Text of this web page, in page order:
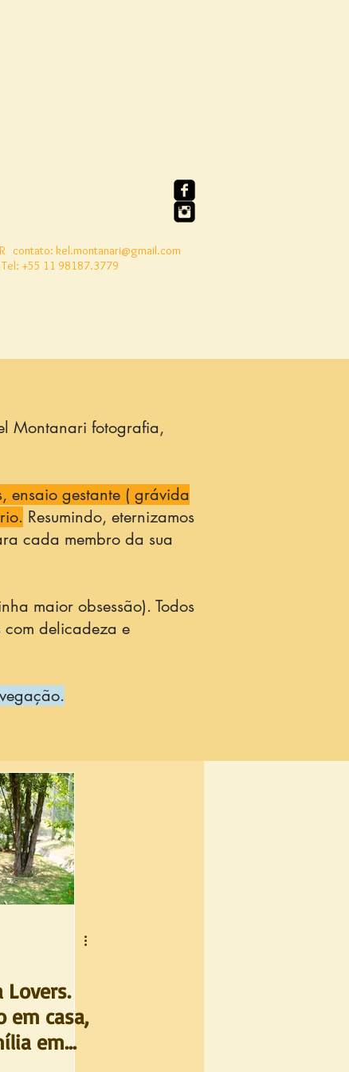
contato: kel.montanari@gmail.com
Tel: +55 11 98187.3779
Montanari fotografia,
ensaio gestante ( grávida
Resumindo, eternizamos
cada membro da sua
maior obsessão). Todos
com delicadeza e
Lovers.
em casa,
em